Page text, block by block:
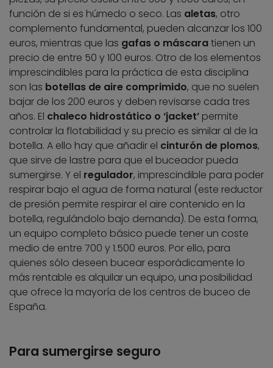
función de si es húmedo o seco. Las aletas, otro
complemento fundamental, pueden alcanzar los 100
euros, mientras que las gafas o máscaratienen un
precio de entre 50 y 100 euros. Otro de los elementos
imprescindibles para la práctica de esta disciplina
son las botellas de aire comprimido, que no suelen
bajar de los 200 euros y deben revisarse cada tres
años. El chaleco hidrostático o ‘jacket’ permite
controlar la flotabilidad y su precio es similar al de la
botella. A ello hay que añadir el cinturón de plomos,
que sirve de lastre para que el buceador pueda
sumergirse. Y el regulador, imprescindible para poder
respirar bajo el agua de forma natural (este reductor
de presión permite respirar el aire contenido en la
botella, regulándolo bajo demanda). De esta forma,
un equipo completo básico puede tener un coste
medio de entre 700 y 1.500 euros. Por ello, para
quienes sólo deseen bucear esporádicamente lo
más rentable es alquilar un equipo, una posibilidad
que ofrece la mayoría de los centros de buceo de
España.
Para sumergirse seguro